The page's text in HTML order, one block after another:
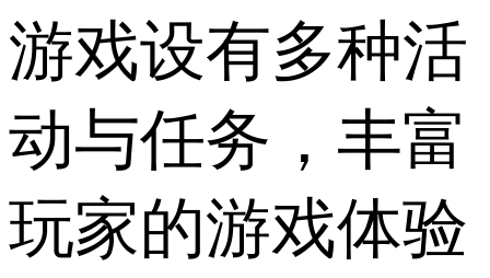
游戏设有多种活
动与任务，丰富
玩家的游戏体验